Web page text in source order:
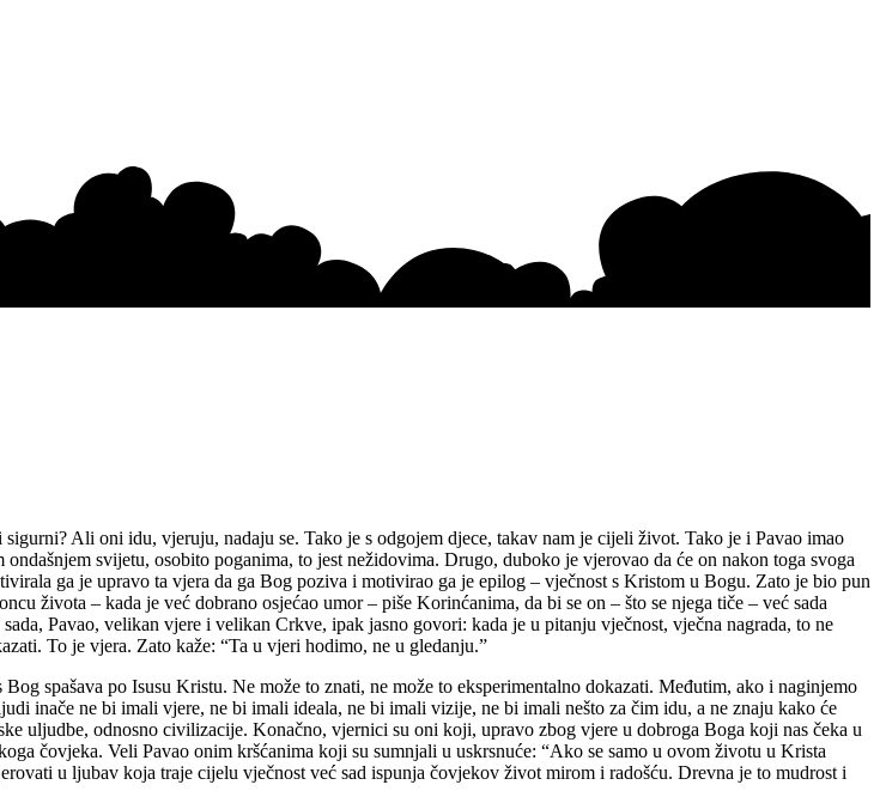
Ali oni idu, vjeruju, nadaju se. Tako je s odgojem djece, takav nam je cijeli život. Tako je i Pavao imao
svijetu, osobito poganima, to jest nežidovima. Drugo, duboko je vjerovao da će on nakon toga svoga
ga je upravo ta vjera da ga Bog poziva i motivirao ga je epilog – vječnost s Kristom u Bogu. Zato je bio pun
života – kada je već dobrano osjećao umor – piše Korinćanima, da bi se on – što se njega tiče – već sada
Pavao, velikan vjere i velikan Crkve, ipak jasno govori: kada je u pitanju vječnost, vječna nagrada, to ne
To je vjera. Zato kaže: “Ta u vjeri hodimo, ne u gledanju.”
spašava po Isusu Kristu. Ne može to znati, ne može to eksperimentalno dokazati. Međutim, ako i naginjemo
inače ne bi imali vjere, ne bi imali ideala, ne bi imali vizije, ne bi imali nešto za čim idu, a ne znaju kako će
uljudbe, odnosno civilizacije. Konačno, vjernici su oni koji, upravo zbog vjere u dobroga Boga koji nas čeka u
čovjeka. Veli Pavao onim kršćanima koji su sumnjali u uskrsnuće: “Ako se samo u ovom životu u Krista
u ljubav koja traje cijelu vječnost već sad ispunja čovjekov život mirom i radošću. Drevna je to mudrost i